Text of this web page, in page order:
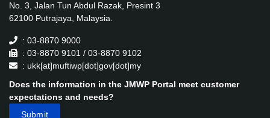
No. 3, Jalan Tun Abdul Razak, Presint 3
62100 Putrajaya, Malaysia.
: 03-8870 9000
: 03-8870 9101 / 03-8870 9102
: ukk[at]muftiwp[dot]gov[dot]my
Does the information in the JMWP Portal meet customer
expectations and needs?